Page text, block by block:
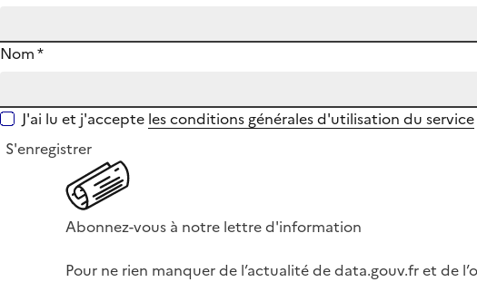
Nom*
J'ai lu et j'accepte les conditions générales d'utilisation du service
S'enregistrer
Abonnez-vous à notre lettre d'information
Pour ne rien manquer de l’actualité de data.gouv.fr et de